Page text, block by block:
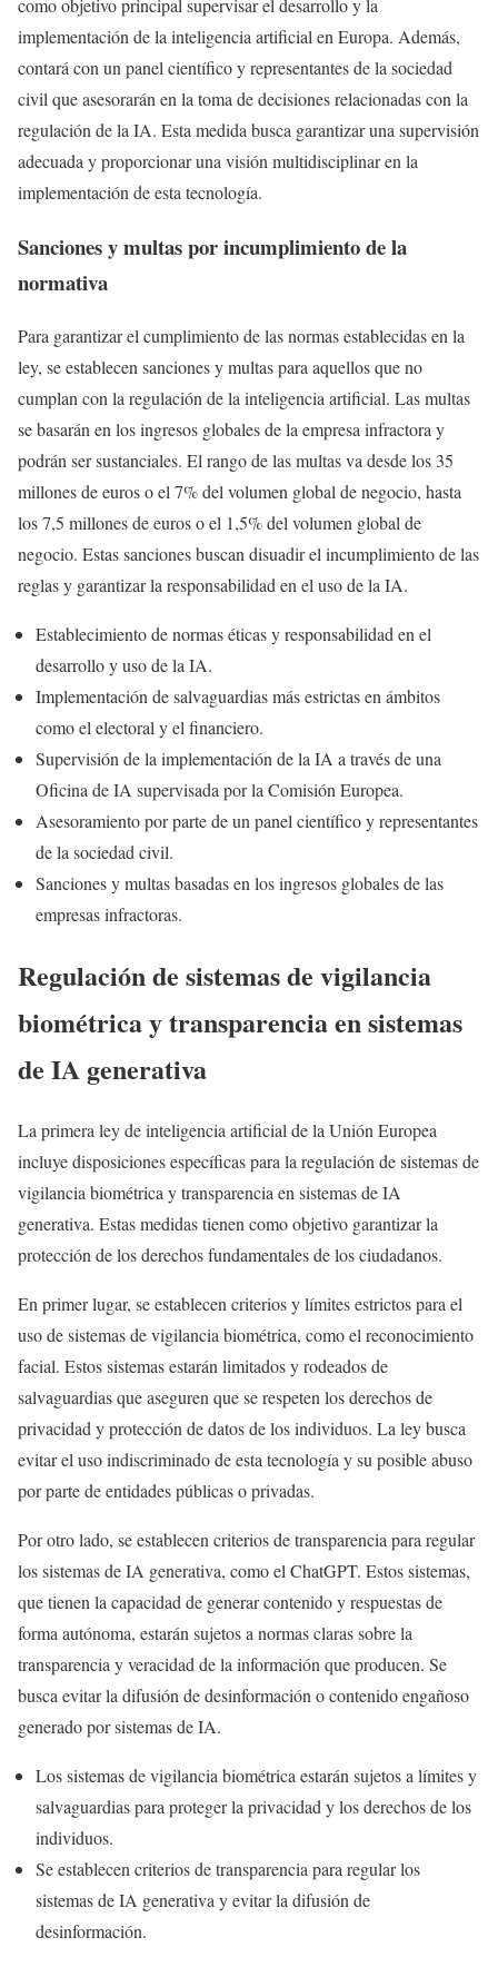
como objetivo principal supervisar el desarrollo y la
implementación de la inteligencia artificial en Europa. Además,
contará con un panel científico y representantes de la sociedad
civil que asesorarán en la toma de decisiones relacionadas con la
regulación de la IA. Esta medida busca garantizar una supervisión
adecuada y proporcionar una visión multidisciplinar en la
implementación de esta tecnología.
Sanciones y multas por incumplimiento de la
normativa
Para garantizar el cumplimiento de las normas establecidas en la
ley, se establecen sanciones y multas para aquellos que no
cumplan con la regulación de la inteligencia artificial. Las multas
se basarán en los ingresos globales de la empresa infractora y
podrán ser sustanciales. El rango de las multas va desde los 35
millones de euros o el 7% del volumen global de negocio, hasta
los 7,5 millones de euros o el 1,5% del volumen global de
negocio. Estas sanciones buscan disuadir el incumplimiento de las
reglas y garantizar la responsabilidad en el uso de la IA.
Establecimiento de normas éticas y responsabilidad en el
desarrollo y uso de la IA.
Implementación de salvaguardias más estrictas en ámbitos
como el electoral y el financiero.
Supervisión de la implementación de la IA a través de una
Oficina de IA supervisada por la Comisión Europea.
Asesoramiento por parte de un panel científico y representantes
de la sociedad civil.
Sanciones y multas basadas en los ingresos globales de las
empresas infractoras.
Regulación de sistemas de vigilancia
biométrica y transparencia en sistemas
de IA generativa
La primera ley de inteligencia artificial de la Unión Europea
incluye disposiciones específicas para la regulación de sistemas de
vigilancia biométrica y transparencia en sistemas de IA
generativa. Estas medidas tienen como objetivo garantizar la
protección de los derechos fundamentales de los ciudadanos.
En primer lugar, se establecen criterios y límites estrictos para el
uso de sistemas de vigilancia biométrica, como el reconocimiento
facial. Estos sistemas estarán limitados y rodeados de
salvaguardias que aseguren que se respeten los derechos de
privacidad y protección de datos de los individuos. La ley busca
evitar el uso indiscriminado de esta tecnología y su posible abuso
por parte de entidades públicas o privadas.
Por otro lado, se establecen criterios de transparencia para regular
los sistemas de IA generativa, como el ChatGPT. Estos sistemas,
que tienen la capacidad de generar contenido y respuestas de
forma autónoma, estarán sujetos a normas claras sobre la
transparencia y veracidad de la información que producen. Se
busca evitar la difusión de desinformación o contenido engañoso
generado por sistemas de IA.
Los sistemas de vigilancia biométrica estarán sujetos a límites y
salvaguardias para proteger la privacidad y los derechos de los
individuos.
Se establecen criterios de transparencia para regular los
sistemas de IA generativa y evitar la difusión de
desinformación.